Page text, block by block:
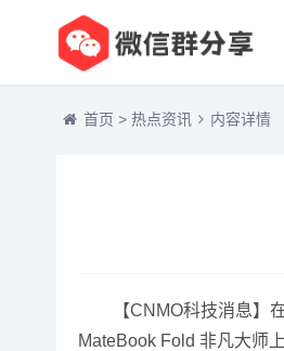
首页 > 热点资讯 内容详情
【CNMO科技消息】在
MateBook Fold 非凡大师